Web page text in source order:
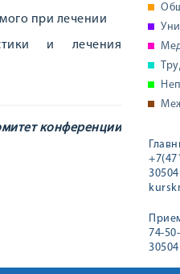
при лечении
и лечения
конференции
74-